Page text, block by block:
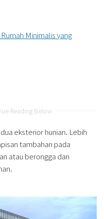
Minimalis yang
Reading Below
eksterior hunian. Lebih
tambahan pada
atau berongga dan